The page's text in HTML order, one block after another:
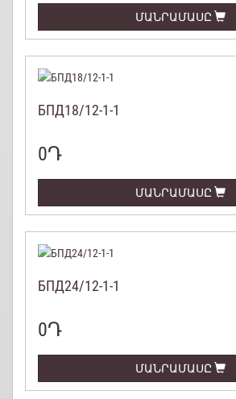
ՄԱՆՐԱՄԱՍԸ
БПД18/12-1-1
0Դ
ՄԱՆՐԱՄԱՍԸ
БПД24/12-1-1
0Դ
ՄԱՆՐԱՄԱՍԸ